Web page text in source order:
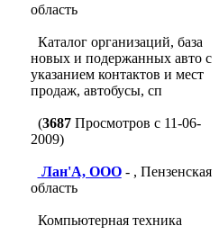
область
Каталог организаций, база
новых и подержанных авто с
указанием контактов и мест
продаж, автобусы, сп
(3687Просмотров с 11-06-
2009)
Лан'A, ООО- , Пензенская
область
Компьютерная техника